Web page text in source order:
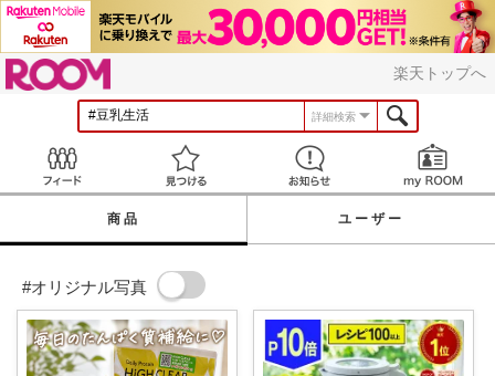
楽天トップへ
詳細検索
見つける お知らせ
商品 ユーザー
#オリジナル写真